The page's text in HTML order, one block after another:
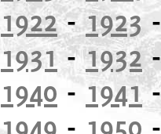
1922-1923
1931-1932
1940 - 1941
1949 - 1950